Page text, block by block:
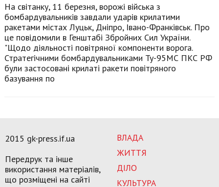
На світанку, 11 березня, ворожі війська з
бомбардувальників завдали ударів крилатими
ракетами містах Луцьк, Дніпро, Івано-Франківськ. Про
це повідомили в Генштабі Збройних Сил України.
"Щодо діяльності повітряної компоненти ворога.
Стратегічними бомбардувальниками Ту-95МС ПКС РФ
були застосовані крилаті ракети повітряного
базування по
ВЛАДА
ЖИТТЯ
ДІЛО
КУЛЬТУРА
2015 gk-press.if.ua
Передрук та інше
використання матеріалів,
що розміщені на сайті